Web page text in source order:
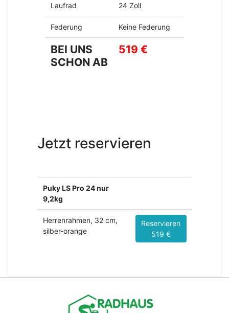
Laufrad 24 Zoll
Federung Keine Federung
BEI UNS
SCHON AB
519 €
Jetzt reservieren
Puky LS Pro 24 nur
9,2kg
Herrenrahmen, 32 cm,
silber-orange
Reservieren
519 €